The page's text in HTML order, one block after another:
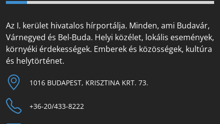
Az I. kerület hivatalos hírportálja. Minden, ami Budavár,
Várnegyed és Bel-Buda. Helyi közélet, lokális események,
környéki érdekességek. Emberek és közösségek, kultúra
és helytörténet.
1016 BUDAPEST, KRISZTINA KRT. 73.
+36-20/433-8222